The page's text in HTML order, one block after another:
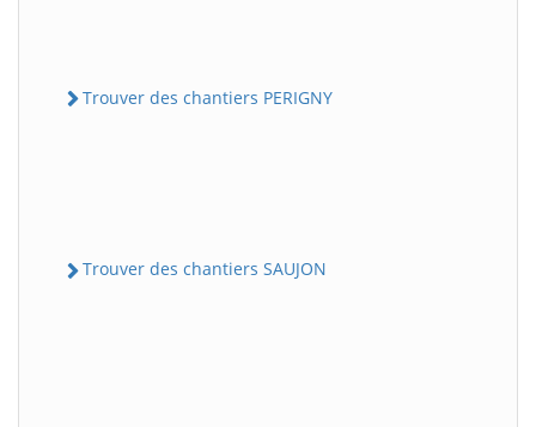
Trouver des chantiers PERIGNY
Trouver des chantiers SAUJON